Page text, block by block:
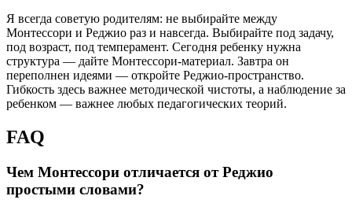
Я всегда советую родителям: не выбирайте между
Монтессори и Реджио раз и навсегда. Выбирайте под задачу,
под возраст, под темперамент. Сегодня ребенку нужна
структура — дайте Монтессори-материал. Завтра он
переполнен идеями — откройте Реджио-пространство.
Гибкость здесь важнее методической чистоты, а наблюдение за
ребенком — важнее любых педагогических теорий.
FAQ
Чем Монтессори отличается от Реджио
простыми словами?